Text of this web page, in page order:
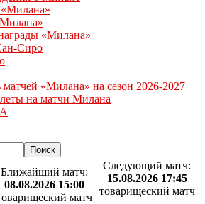
«Милана»
Сиро
матчей «Милана» на сезон 2026-2027
на матчи Милана
Ближайший матч:
08.08.2026 15:00
матч
Следующий матч:
15.08.2026 17:45
товарищеский матч